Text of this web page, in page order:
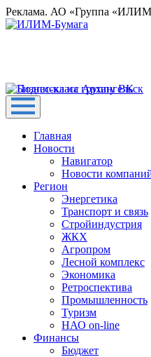
Реклама. АО «Группа
Главная
Новости
Навигатор
Новости
Регион
Энергетика
Транспорт и связь
Стройиндустрия
ЖКХ
Агропром
Лесной комплекс
Экономика
Ретроспектива
Промышленность
Туризм
НАО on-line
Финансы
Бюджет